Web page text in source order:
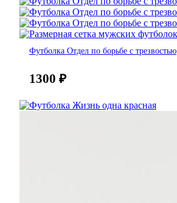
Футболка Отдел по борьбе с трезвостью
1300 ₽